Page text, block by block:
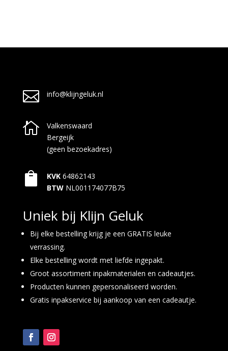
 info@klijngeluk.nl

Valkenswaard
Bergeijk
(geen bezoekadres)
 KVK 64862143
BTW NL001174077B75
Uniek bij Klijn Geluk
Bij elke bestelling krijg je een GRATIS leuke
verrassing.
Elke bestelling wordt met liefde ingepakt.
Groot assortiment inpakmaterialen en cadeautjes.
Producten kunnen gepersonaliseerd worden.
Gratis inpakservice bij aankoop van een cadeautje.